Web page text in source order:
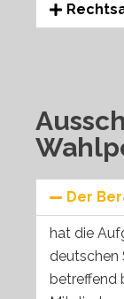
Der
hat die
deutschen
betreffend